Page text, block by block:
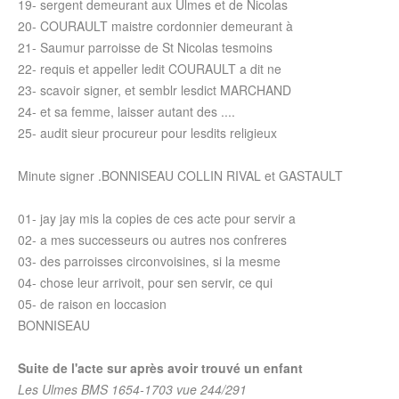
19- sergent demeurant aux Ulmes et de Nicolas
20- COURAULT maistre cordonnier demeurant à
21- Saumur parroisse de St Nicolas tesmoins
22- requis et appeller ledit COURAULT a dit ne
23- scavoir signer, et semblr lesdict MARCHAND
24- et sa femme, laisser autant des ....
25- audit sieur procureur pour lesdits religieux
Minute signer .BONNISEAU COLLIN RIVAL et GASTAULT
01- jay jay mis la copies de ces acte pour servir a
02- a mes successeurs ou autres nos confreres
03- des parroisses circonvoisines, si la mesme
04- chose leur arrivoit, pour sen servir, ce qui
05- de raison en loccasion
BONNISEAU
Suite de l'acte sur après avoir trouvé un enfant
Les Ulmes BMS 1654-1703 vue 244/291